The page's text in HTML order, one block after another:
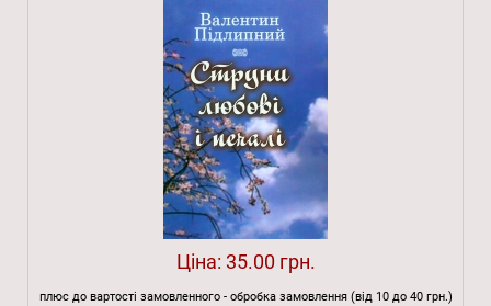
Ціна: 35.00 грн.
плюс до вартості замовленного - обробка замовлення (від 10 до 40 грн.)